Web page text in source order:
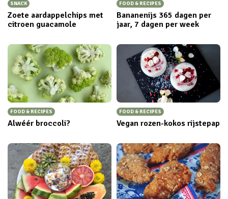
SNACK
Zoete aardappelchips met
citroen guacamole
FOOD & RECIPES
Bananenijs 365 dagen per
jaar, 7 dagen per week
FOOD & RECIPES
Alwéér broccoli?
FOOD & RECIPES
Vegan rozen-kokos rijstepap